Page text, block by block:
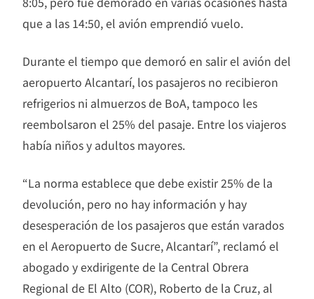
que a las 14:50, el avión emprendió vuelo.
Durante el tiempo que demoró en salir el avión del
aeropuerto Alcantarí, los pasajeros no recibieron
refrigerios ni almuerzos de BoA, tampoco les
reembolsaron el 25% del pasaje. Entre los viajeros
había niños y adultos mayores.
“La norma establece que debe existir 25% de la
devolución, pero no hay información y hay
desesperación de los pasajeros que están varados
en el Aeropuerto de Sucre, Alcantarí”, reclamó el
abogado y exdirigente de la Central Obrera
Regional de El Alto (COR), Roberto de la Cruz, al